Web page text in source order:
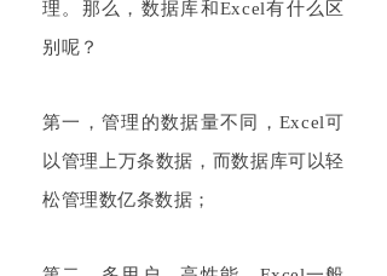
理。那么，数据库和Excel有什么区
别呢？
第一，管理的数据量不同， Excel可
以管理上万条数据，而数据库可以轻
松管理数亿条数据；